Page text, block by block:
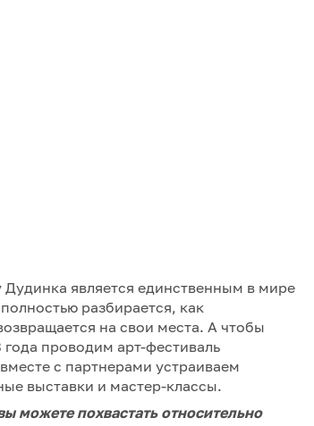
является единственным в мире
разбирается, как
на свои места. А чтобы
проводим арт-фестиваль
с партнерами устраиваем
выставки и мастер-классы.
можете похвастать относительно